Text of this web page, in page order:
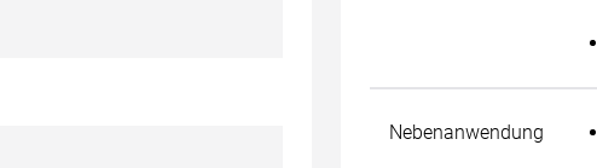
Nebenanwendung